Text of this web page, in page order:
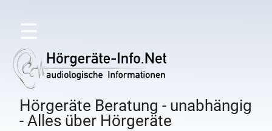
☰
Hörgeräte Beratung - unabhängig
- Alles über Hörgeräte